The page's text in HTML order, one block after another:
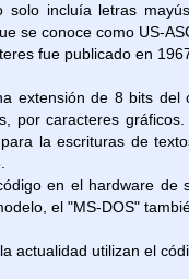
solo incluía letras
se conoce como US-
fue publicado en
extensión de 8 bits
por caracteres
la escrituras de
en el hardware
el "MS-DOS"
actualidad utilizan el